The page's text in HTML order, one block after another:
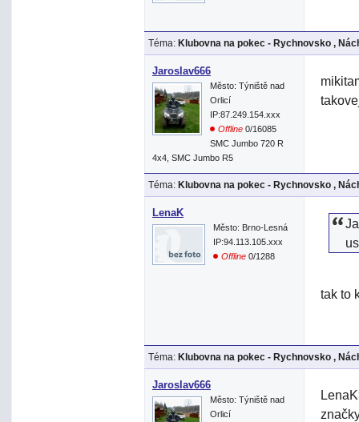
Téma: Klubovna na pokec - Rychnovsko ,
Jaroslav666
Město: Týniště nad
Orlicí
IP:87.249.154.xxx
Offline 0/16085
SMC Jumbo 720 R
4x4, SMC Jumbo R5
Téma: Klubovna na pokec - Rychnovsko ,
LenaK
Město: Brno-Lesná
IP:94.113.105.xxx
Offline 0/1288
tak to
Téma: Klubovna na pokec - Rychnovsko ,
Jaroslav666
Město: Týniště nad
Orlicí